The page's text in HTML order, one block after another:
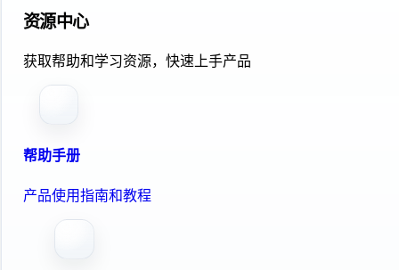
资源中心
获取帮助和学习资源，快速上手产品
帮助手册
产品使用指南和教程